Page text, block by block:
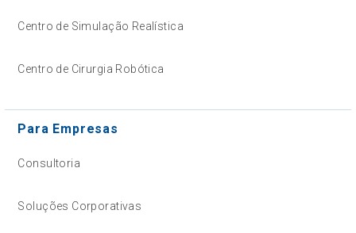
Centro de Simulação Realística
Centro de Cirurgia Robótica
Para Empresas
Consultoria
Soluções Corporativas